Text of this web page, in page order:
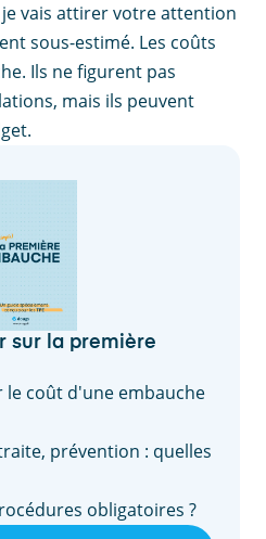
vais attirer votre attention
sous-estimé. Les coûts
Ils ne figurent pas
mais ils peuvent
sur la première
le coût d'une embauche
prévention : quelles
obligatoires ?